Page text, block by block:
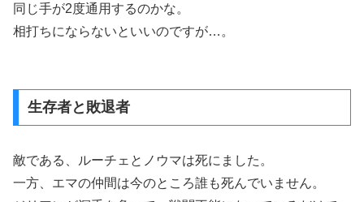
同じ手が2度通用するのかな。
相打ちにならないといいのですが…。
生存者と敗退者
敵である、ルーチェとノウマは死にました。
一方、エマの仲間は今のところ誰も死んでいません。